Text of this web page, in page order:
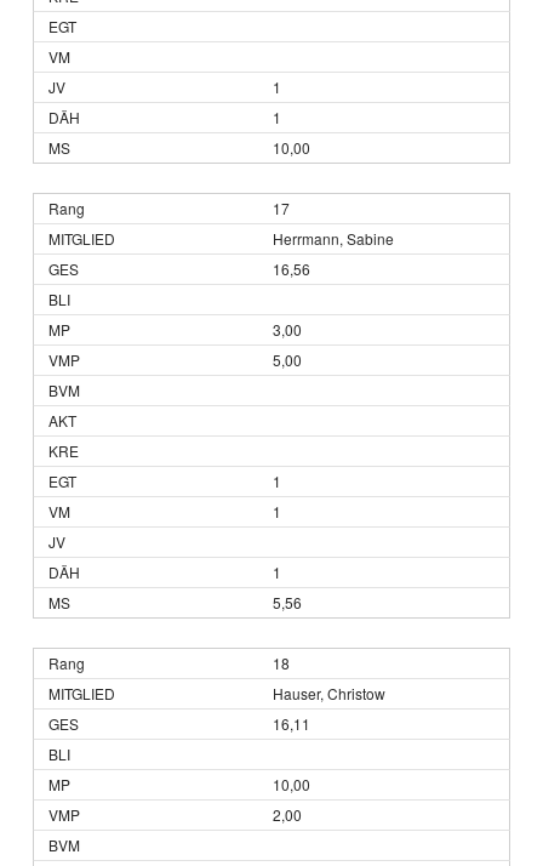
1
1
10,00
17
Herrmann, Sabine
16,56
3,00
5,00
1
1
1
5,56
18
Hauser, Christow
16,11
10,00
2,00